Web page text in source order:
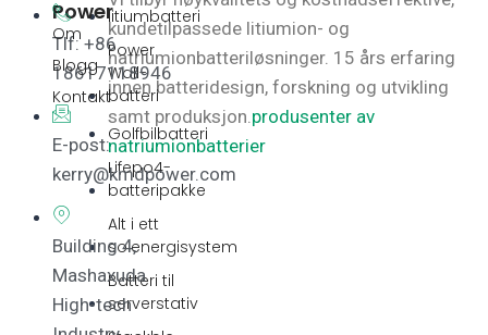
kundetilpassede litiumion- og
natriumionbatteriløsninger. 15 års erfaring
innen batteridesign, forskning og utvikling
samt produksjon. produsenter av
natriumionbatterier
litiumbatteri
Power
Wall-
batteri
Golfbilbatteri
Lifepo4-
batteripakke
Alt i ett
solenergisystem
Batteri til
serverstativ
Power
Om
Blogg
Kontakt
Tlf: +86
18617118946
E-post:
kerry@kmdpower.com
Building 4,
Mashaxuda
High-tech